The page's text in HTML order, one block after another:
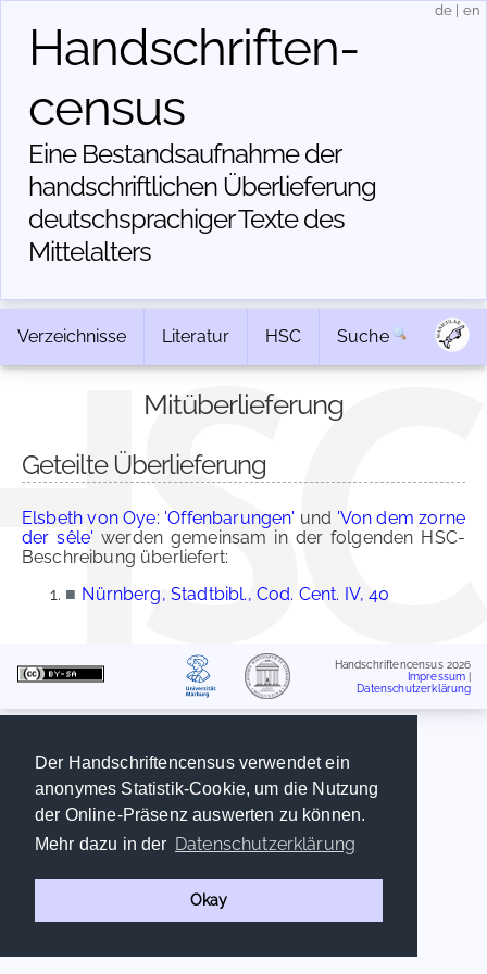
Der Handschriftencensus verwendet ein
anonymes Statistik-Cookie, um die Nutzung
der Online-Präsenz auswerten zu können.
Mehr dazu in der Datenschutzerklärung
Okay
Handschriften­
census
Eine Bestandsaufnahme der
handschriftlichen Über­lieferung
deutschsprachiger Texte des
Mittelalters
de en
Verzeichnisse Literatur HSC Suche
Mitüberlieferung
Geteilte Überlieferung
Elsbeth von Oye: 'Offenbarungen' und 'Von dem zorne
der sêle' werden gemeinsam in der folgenden HSC-
Beschreibung überliefert:
■ Nürnberg, Stadtbibl., Cod. Cent. IV, 40
Handschriftencensus 2026
Impressum
Datenschutzerklärung